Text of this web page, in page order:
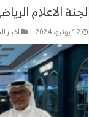
لجنة الاعلام
12 يونيو، 2024 أخبار